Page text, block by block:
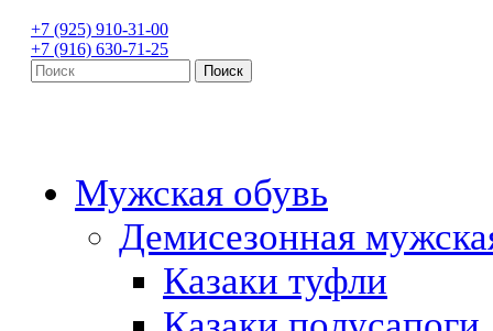
+7 (925) 910-31-00
+7 (916) 630-71-25
Мужская обувь
Демисезонная
Казаки туфли